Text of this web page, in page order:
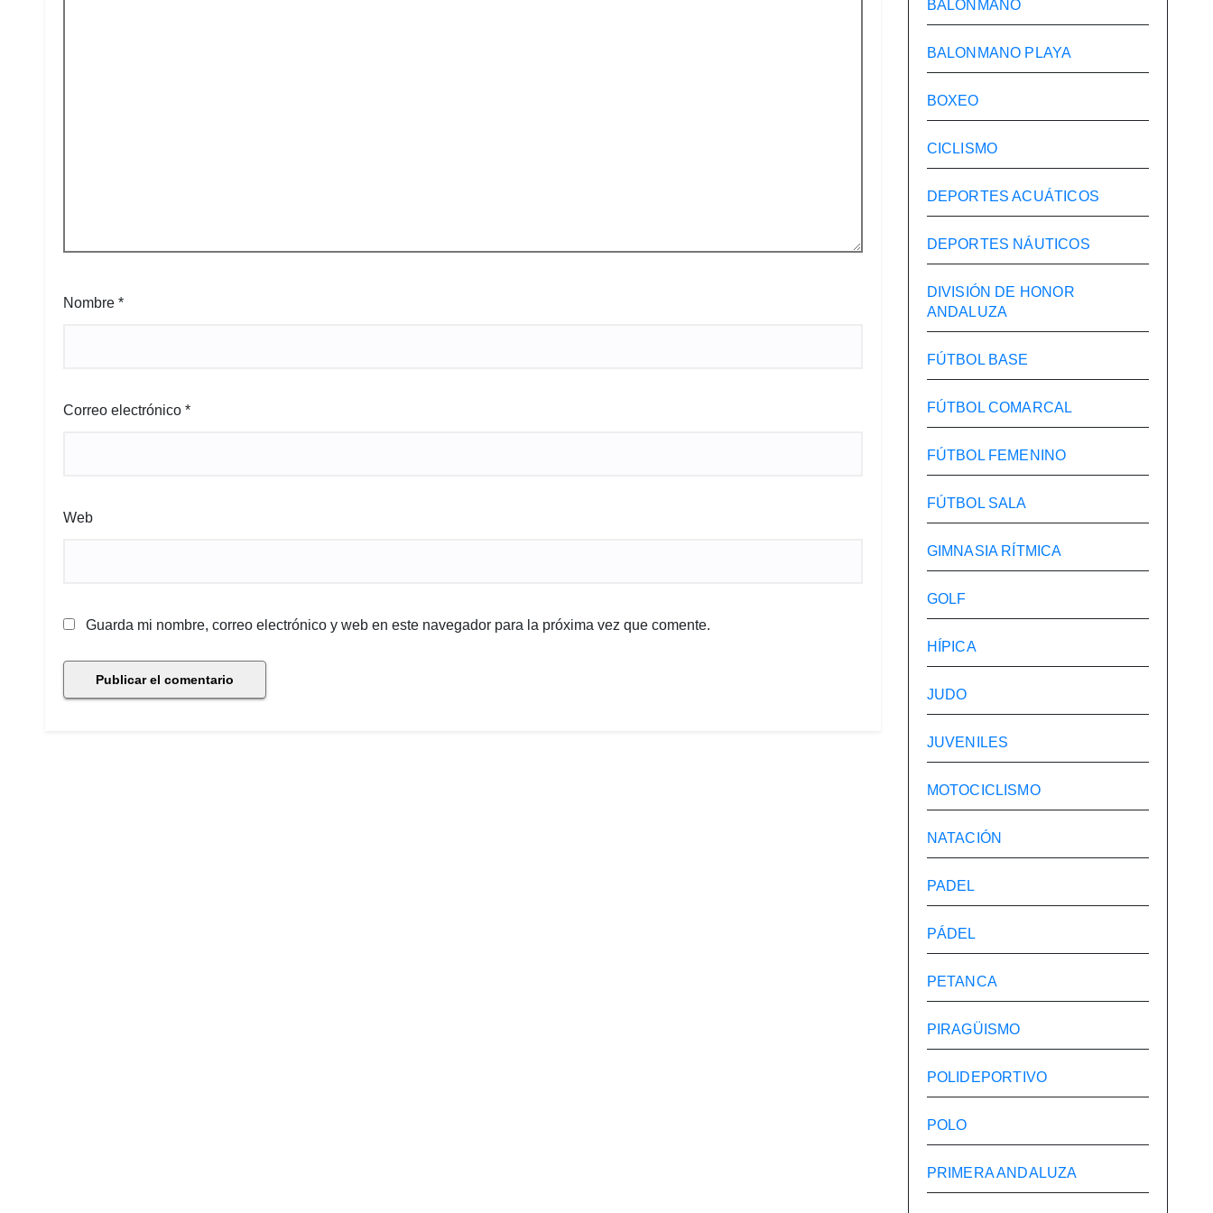
Nombre *
Correo electrónico *
Web
Guarda mi nombre, correo electrónico y web en este navegador para la próxima vez que comente.
BALONMANO
BALONMANO PLAYA
BOXEO
CICLISMO
DEPORTES ACUÁTICOS
DEPORTES NÁUTICOS
DIVISIÓN DE HONOR
ANDALUZA
FÚTBOL BASE
FÚTBOL COMARCAL
FÚTBOL FEMENINO
FÚTBOL SALA
GIMNASIA RÍTMICA
GOLF
HÍPICA
JUDO
JUVENILES
MOTOCICLISMO
NATACIÓN
PADEL
PÁDEL
PETANCA
PIRAGÜISMO
POLIDEPORTIVO
POLO
PRIMERA ANDALUZA